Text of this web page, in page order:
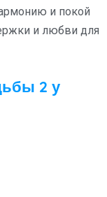
и покой
и любви для
2 у